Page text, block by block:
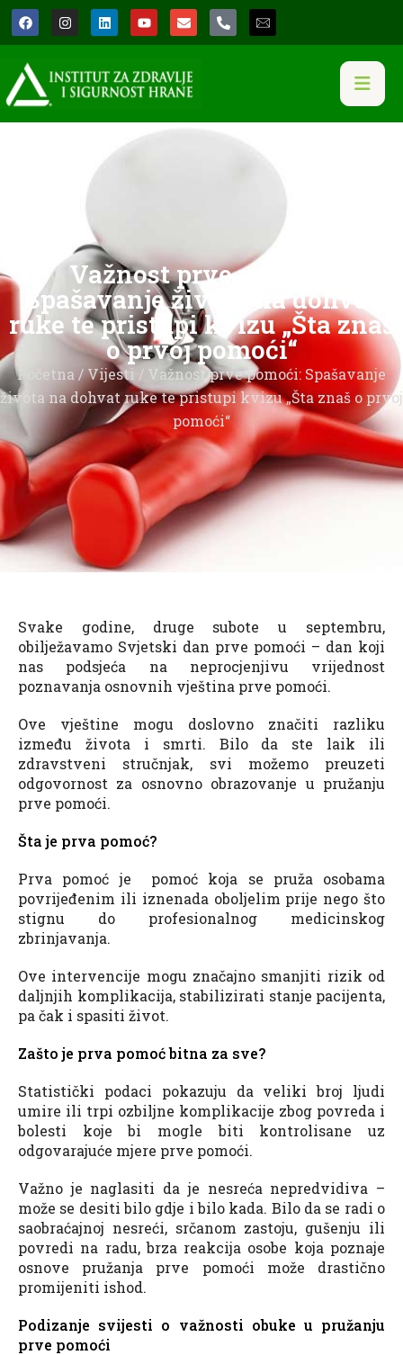
Važnost prve pomoći:
Spašavanje života na dohvat
ruke te pristupi kvizu „Šta znaš
o prvoj pomoći“
Početna /Vijesti / Važnost prve pomoći: Spašavanje
života na dohvat ruke te pristupi kvizu „Šta znaš o prvoj
pomoći“
Svake godine, druge subote u septembru,
obilježavamo Svjetski dan prve pomoći – dan koji
nas podsjeća na neprocjenjivu vrijednost
poznavanja osnovnih vještina prve pomoći.
Ove vještine mogu doslovno značiti razliku
između života i smrti. Bilo da ste laik ili
zdravstveni stručnjak, svi možemo preuzeti
odgovornost za osnovno obrazovanje u pružanju
prve pomoći.
Šta je prva pomoć?
Prva pomoć je pomoć koja se pruža osobama
povrijeđenim ili iznenada oboljelim prije nego što
stignu do profesionalnog medicinskog
zbrinjavanja.
Ove intervencije mogu značajno smanjiti rizik od
daljnjih komplikacija, stabilizirati stanje pacijenta,
pa čak i spasiti život.
Zašto je prva pomoć bitna za sve?
Statistički podaci pokazuju da veliki broj ljudi
umire ili trpi ozbiljne komplikacije zbog povreda i
bolesti koje bi mogle biti kontrolisane uz
odgovarajuće mjere prve pomoći.
Važno je naglasiti da je nesreća nepredvidiva –
može se desiti bilo gdje i bilo kada. Bilo da se radi o
saobraćajnoj nesreći, srčanom zastoju, gušenju ili
povredi na radu, brza reakcija osobe koja poznaje
osnove pružanja prve pomoći može drastično
promijeniti ishod.
Podizanje svijesti o važnosti obuke u pružanju
prve pomoći